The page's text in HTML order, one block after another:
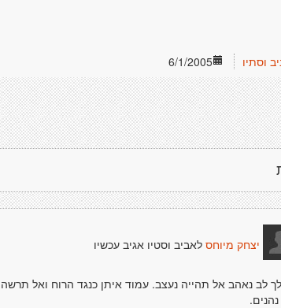
6/1/2005 וסתיו
יצחק מיוחס לאביב וסטיו אגיב עכשיו
לב נאהב אל תהייה נעצב. עמוד איתן כנגד הרוח ואל